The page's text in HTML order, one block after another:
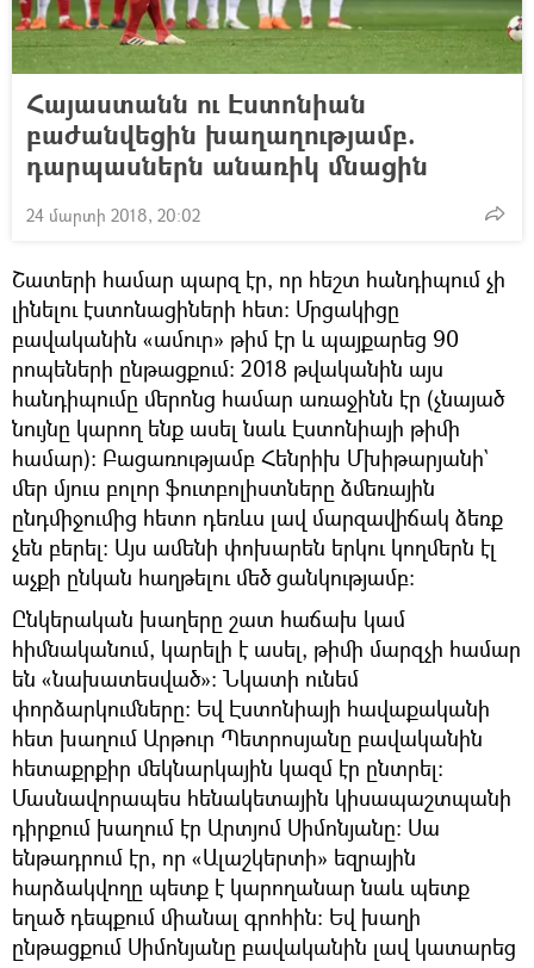
Հայաստանն ու Էստոնիան
բաժանվեցին խաղաղությամբ.
դարպասներն անառիկ մնացին
24 մարտի 2018, 20:02
Շատերի համար պարզ էր, որ հեշտ հանդիպում չի
լինելու էստոնացիների հետ: Մրցակիցը
բավականին «ամուր» թիմ էր և պայքարեց 90
րոպեների ընթացքում: 2018 թվականին այս
հանդիպումը մերոնց համար առաջինն էր (չնայած
նույնը կարող ենք ասել նաև Էստոնիայի թիմի
համար): Բացառությամբ Հենրիխ Մխիթարյանի`
մեր մյուս բոլոր ֆուտբոլիստները ձմեռային
ընդմիջումից հետո դեռևս լավ մարզավիճակ ձեռք
չեն բերել: Այս ամենի փոխարեն երկու կողմերն էլ
աչքի ընկան հաղթելու մեծ ցանկությամբ:
Ընկերական խաղերը շատ հաճախ կամ
հիմնականում, կարելի է ասել, թիմի մարզչի համար
են «նախատեսված»: Նկատի ունեմ
փորձարկումները: Եվ Էստոնիայի հավաքականի
հետ խաղում Արթուր Պետրոսյանը բավականին
հետաքրքիր մեկնարկային կազմ էր ընտրել:
Մասնավորապես հենակետային կիսապաշտպանի
դիրքում խաղում էր Արտյոմ Սիմոնյանը: Սա
ենթադրում էր, որ «Ալաշկերտի» եզրային
հարձակվողը պետք է կարողանար նաև պետք
եղած դեպքում միանալ գրոհին: Եվ խաղի
ընթացքում Սիմոնյանը բավականին լավ կատարեց